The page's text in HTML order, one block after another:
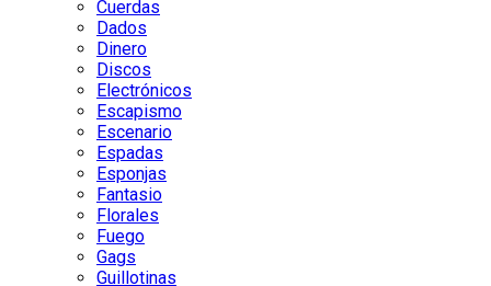
Cuerdas
Dados
Dinero
Discos
Electrónicos
Escapismo
Escenario
Espadas
Esponjas
Fantasio
Florales
Fuego
Gags
Guillotinas